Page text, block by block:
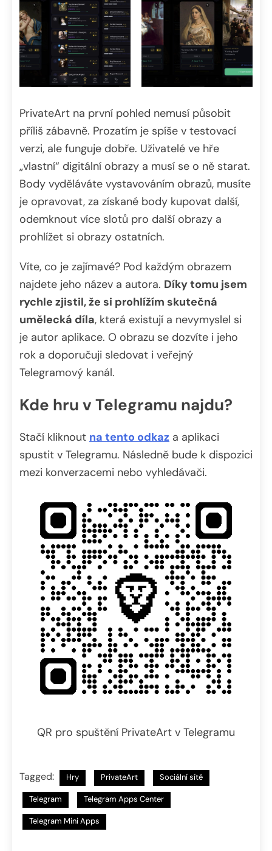
PrivateArt na první pohled nemusí působit
příliš zábavně. Prozatím je spíše v testovací
verzi, ale funguje dobře. Uživatelé ve hře
„vlastní“ digitální obrazy a musí se o ně starat.
Body vyděláváte vystavováním obrazů, musíte
je opravovat, za získané body kupovat další,
odemknout více slotů pro další obrazy a
prohlížet si obrazy ostatních.
Víte, co je zajímavé? Pod každým obrazem
najdete jeho název a autora. Díky tomu jsem
rychle zjistil, že si prohlížím skutečná
umělecká díla, která existují a nevymyslel si
je autor aplikace. O obrazu se dozvíte i jeho
rok a doporučuji sledovat i veřejný
Telegramový kanál.
Kde hru v Telegramu najdu?
Stačí kliknout na tento odkaz a aplikaci
spustit v Telegramu. Následně bude k dispozici
mezi konverzacemi nebo vyhledávači.
QR pro spuštění PrivateArt v Telegramu
Tagged: Hry PrivateArt Sociální sítě
Telegram Telegram Apps Center
Telegram Mini Apps